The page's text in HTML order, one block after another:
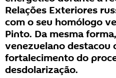
Relações Exteriores
com o seu homólogo
Pinto. Da mesma
venezuelano destacou
fortalecimento do
desdolarização.